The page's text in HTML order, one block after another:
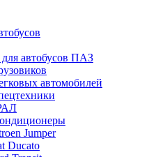
автобусов ПАЗ
автомобилей
Jumper
Ducato